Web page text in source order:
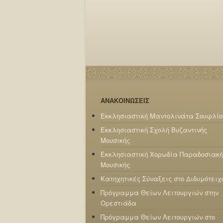
ΑΝΑΚΟΙΝΩΣΕΙΣ
Εκκλησιαστική Μαντολινάτα
Εκκλησιαστική Σχολή Βυζαντινής
Μουσικής
Εκκλησιαστική Χορωδία
Μουσικής
Κατηχητικές Σύναξεις στο
Πρόγραμμα Θείων Λειτουργιών στην
Ορεστιάδα
Πρόγραμμα Θείων Λειτουργιών στο